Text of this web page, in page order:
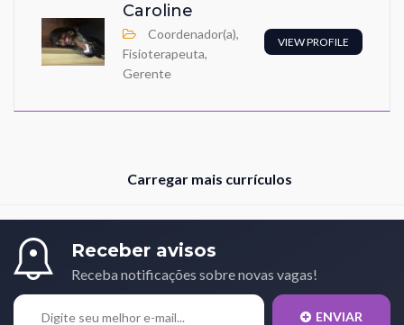
Caroline
Coordenador(a),
Fisioterapeuta,
Gerente
VIEW PROFILE
Carregar mais currículos
Receber avisos
Receba notificações sobre novas vagas!
ENVIAR